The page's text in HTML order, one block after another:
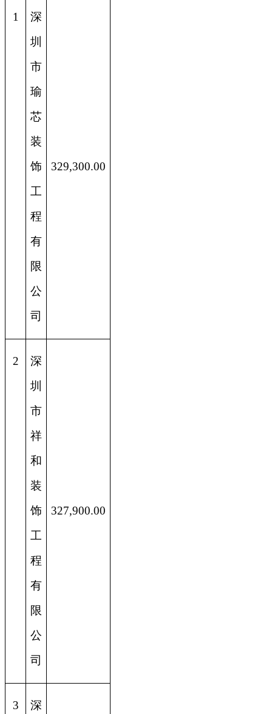
1
深
圳
市
瑜
芯
装
饰
工
程
有
限
公
司
329,300.00
2
深
圳
市
祥
和
装
饰
工
程
有
限
公
司
327,900.00
3 深